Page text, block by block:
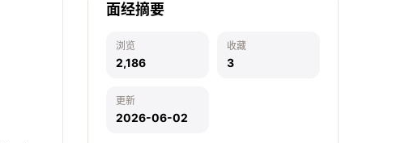
面经摘要
浏览
2,186
收藏
3
更新
2026-06-02